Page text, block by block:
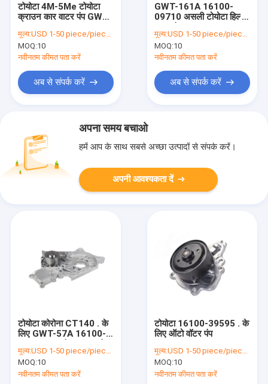
टोयोटा 4M-5Me टोयोटा
क्राउन कार वाटर पंप GWT-
मूल्य:USD 1-50 piece/pieces
MOQ:10
नवीनतम कीमत पता करें
अब से संपर्क करें
GWT-161A 16100-
09710 असली टोयोटा हिल्क्स
मूल्य:USD 1-50 piece/pieces
MOQ:10
नवीनतम कीमत पता करें
अब से संपर्क करें
अपना समय बचाओ
हमें आप के साथ सबसे अच्छा उत्पादों से संपर्क करें।
अपनी आवश्यकता दें
टोयोटा कोरोना CT140 . के
लिए GWT-57A 16100-
मूल्य:USD 1-50 piece/pieces
MOQ:10
नवीनतम कीमत पता करें
टोयोटा 16100-39595 . के
लिए ऑटो वॉटर पंप
मूल्य:USD 1-50 piece/pieces
MOQ:10
नवीनतम कीमत पता करें